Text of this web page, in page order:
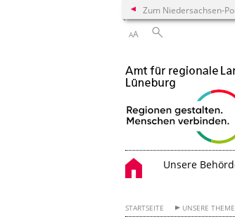
Zum Niedersachsen-
AA
Unsere
STARTSEITE UNSERE